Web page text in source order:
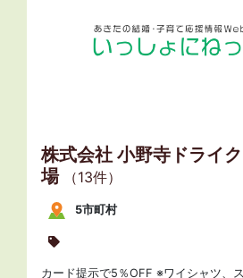
株式会社 小野寺ドライ
場
（13件）
5市町村
カード提示で5％OFF ※ワイシャツ、